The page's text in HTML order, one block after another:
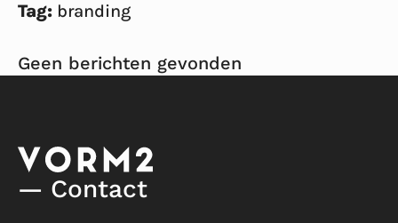
Tag: branding
Geen berichten gevonden
— Contact